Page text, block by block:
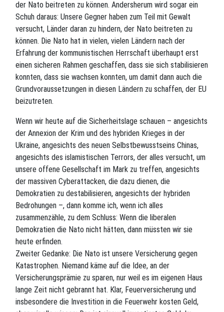
der Nato beitreten zu können. Andersherum wird sogar ein
Schuh daraus: Unsere Gegner haben zum Teil mit Gewalt
versucht, Länder daran zu hindern, der Nato beitreten zu
können. Die Nato hat in vielen, vielen Ländern nach der
Erfahrung der kommunistischen Herrschaft überhaupt erst
einen sicheren Rahmen geschaffen, dass sie sich stabilisieren
konnten, dass sie wachsen konnten, um damit dann auch die
Grundvoraussetzungen in diesen Ländern zu schaffen, der EU
beizutreten.
Wenn wir heute auf die Sicherheitslage schauen – angesichts
der Annexion der Krim und des hybriden Krieges in der
Ukraine, angesichts des neuen Selbstbewusstseins Chinas,
angesichts des islamistischen Terrors, der alles versucht, um
unsere offene Gesellschaft im Mark zu treffen, angesichts
der massiven Cyberattacken, die dazu dienen, die
Demokratien zu destabilisieren, angesichts der hybriden
Bedrohungen –, dann komme ich, wenn ich alles
zusammenzähle, zu dem Schluss: Wenn die liberalen
Demokratien die Nato nicht hätten, dann müssten wir sie
heute erfinden.
Zweiter Gedanke: Die Nato ist unsere Versicherung gegen
Katastrophen. Niemand käme auf die Idee, an der
Versicherungsprämie zu sparen, nur weil es im eigenen Haus
lange Zeit nicht gebrannt hat. Klar, Feuerversicherung und
insbesondere die Investition in die Feuerwehr kosten Geld,